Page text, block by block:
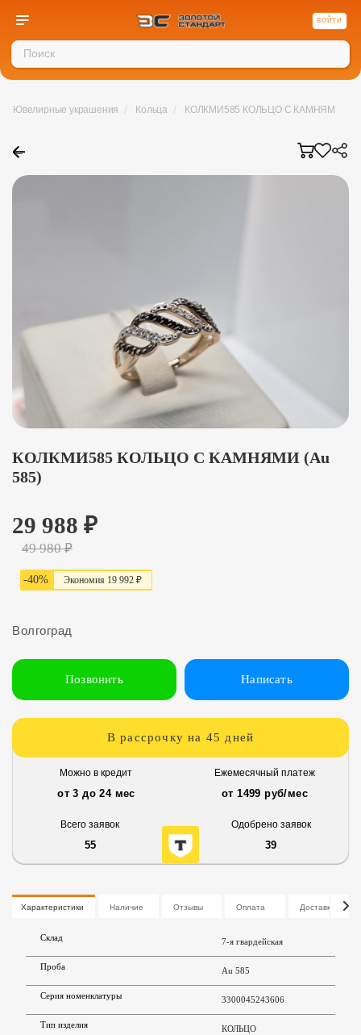
ВОЙТИ
←
Ювелирные украшения / Кольца / КОЛКМИ585 КОЛЬЦО С КАМНЯМИ (Au
КОЛКМИ585 КОЛЬЦО С КАМНЯМИ (Au
585)
29 988 ₽
49 980₽
-40% Экономия 19 992 ₽
Волгоград
Позвонить Написать
В рассрочку на 45 дней
Можно в кредит
от 3 до 24 мес
Ежемесячный платеж
от 1499 руб/мес
Всего заявок
55
Одобрено заявок
39
Характеристики Наличие Отзывы Оплата Доставка
Склад 7-я гвардейская
Проба Au 585
Серия номенклатуры 3300045243606
Тип изделия КОЛЬЦО